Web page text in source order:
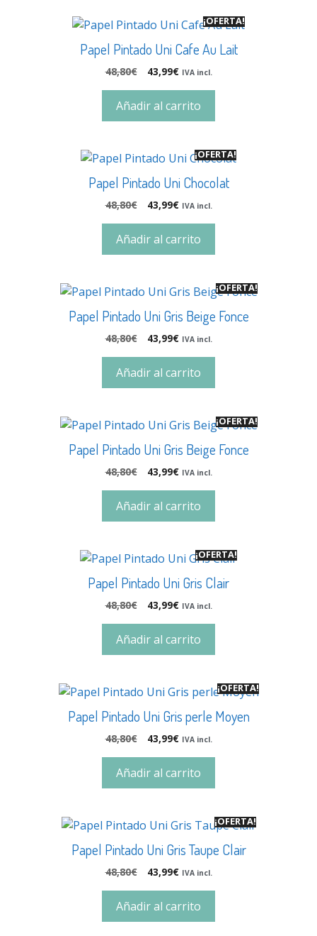
¡OFERTA!
Papel Pintado Uni Cafe Au Lait
48,80€ 43,99€ IVA incl.
Añadir al carrito
¡OFERTA!
Papel Pintado Uni Chocolat
48,80€ 43,99€ IVA incl.
Añadir al carrito
¡OFERTA!
Papel Pintado Uni Gris Beige Fonce
48,80€ 43,99€ IVA incl.
Añadir al carrito
¡OFERTA!
Papel Pintado Uni Gris Beige Fonce
48,80€ 43,99€ IVA incl.
Añadir al carrito
¡OFERTA!
Papel Pintado Uni Gris Clair
48,80€ 43,99€ IVA incl.
Añadir al carrito
¡OFERTA!
Papel Pintado Uni Gris perle Moyen
48,80€ 43,99€ IVA incl.
Añadir al carrito
¡OFERTA!
Papel Pintado Uni Gris Taupe Clair
48,80€ 43,99€ IVA incl.
Añadir al carrito